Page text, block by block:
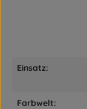
Einsatz:
Farbwelt: